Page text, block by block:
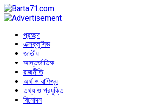
প্রচ্ছদ
এক্সক্লুসিভ
জাতীয়
আন্তর্জাতিক
রাজনীতি
অর্থ ও বাণিজ্য
তথ্য ও প্রযুক্তি
বিনোদন